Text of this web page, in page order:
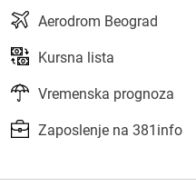
Aerodrom Beograd
Kursna lista
Vremenska prognoza
Zaposlenje na 381info